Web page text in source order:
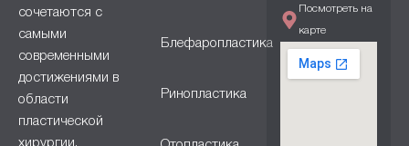
сочетаются с
самыми
современными
достижениями в
области
пластической
хирургии.
Блефаропластика
Ринопластика
Посмотреть на
карте